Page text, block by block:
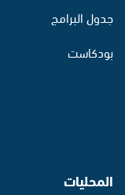
جدول البرامج
بودكاست
المحليات